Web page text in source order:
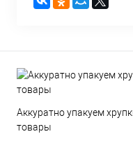
Аккуратно упакуем
товары